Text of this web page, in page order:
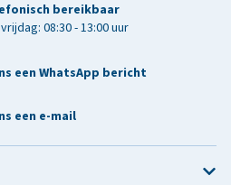
bereikbaar
08:30 - 13:00 uur
een WhatsApp bericht
een e-mail